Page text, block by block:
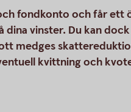
fondkonto och får ett
vinster. Du kan
medges
kvittning och